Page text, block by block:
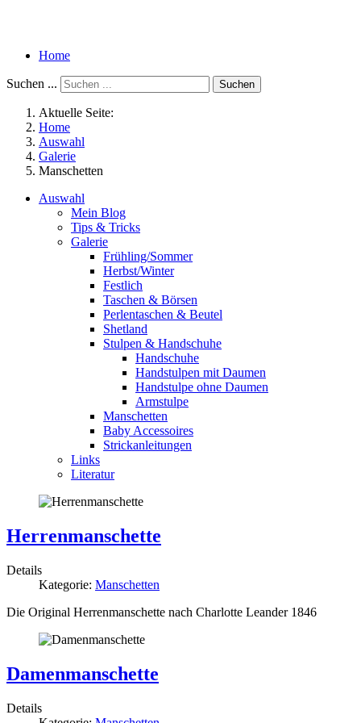
Home
Suchen ... Suchen
Aktuelle Seite:
Home
Auswahl
Galerie
Manschetten
Auswahl
Mein Blog
Tips & Tricks
Galerie
Frühling/Sommer
Herbst/Winter
Festlich
Taschen & Börsen
Perlentaschen & Beutel
Shetland
Stulpen & Handschuhe
Handschuhe
Handstulpen mit Daumen
Handstulpe ohne Daumen
Armstulpe
Manschetten
Baby Accessoires
Strickanleitungen
Links
Literatur
Herrenmanschette
Details
Kategorie: Manschetten
Die Original Herrenmanschette nach Charlotte Leander 1846
Damenmanschette
Details